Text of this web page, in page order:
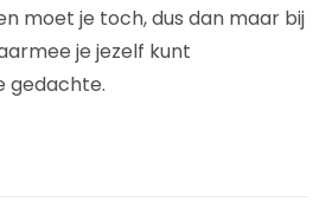
moet je toch, dus dan maar bij
je jezelf kunt
gedachte.